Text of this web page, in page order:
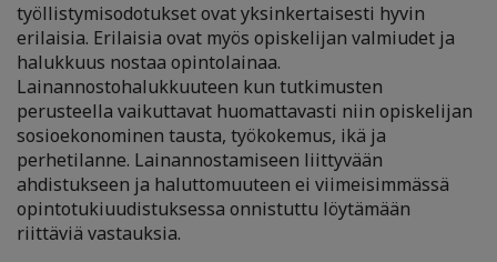
työllistymisodotukset ovat yksinkertaisesti hyvin
erilaisia. Erilaisia ovat myös opiskelijan valmiudet ja
halukkuus nostaa opintolainaa.
Lainannostohalukkuuteen kun tutkimusten
perusteella vaikuttavat huomattavasti niin opiskelijan
sosioekonominen tausta, työkokemus, ikä ja
perhetilanne. Lainannostamiseen liittyvään
ahdistukseen ja haluttomuuteen ei viimeisimmässä
opintotukiuudistuksessa onnistuttu löytämään
riittäviä vastauksia.